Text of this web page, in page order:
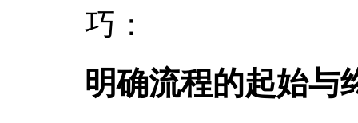
巧：
明确流程的起始与